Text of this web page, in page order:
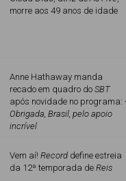
morre aos 49 anos de idade
Anne Hathaway manda
recado em quadro do SBT
após novidade no programa:
Obrigada, Brasil, pelo apoio
incrível
Vem aí! Record define estreia
da 12ª temporada de Reis